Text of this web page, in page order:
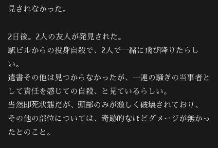
見されなかった。
2日後。2人の友人が発見された。
駅ビルからの投身自殺で、2人で一緒に飛び降りたらし
い。
遺書その他は見つからなかったが、一連の騒ぎの当事者と
して責任を感じての自殺、と見ているらしい。
当然即死状態だが、頭部のみが激しく破壊されており、
その他の部位については、奇跡的なほどダメージが無かっ
たとのこと。